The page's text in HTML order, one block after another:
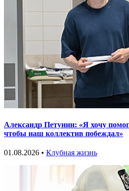
Александр Петунин: «Я хочу
чтобы наш коллектив побеждал»
01.08.2026 • Клубная жизнь